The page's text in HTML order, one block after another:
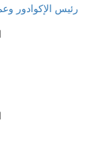
رئيس الإكوادور